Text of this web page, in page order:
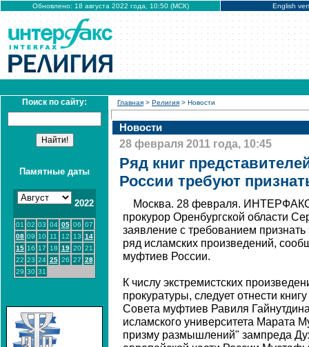
Обновлено: 18 августа 2022 года, 10:50 (МСК) English
Поиск по сайту:
Памятные даты
2022
01 02 03 04 05 06 07
08 09 10 11 12 13 14
15 16 17 18 19 20 21
22 23 24 25 26 27 28
29 30 31
Главная > Религия > Новости
Новости
28 февраля 2011 года, 10:45
Ряд книг
России требуют
Москва. 28 февраля.
прокурор Оренбургской области
заявление с требованием
ряд исламских произведений,
муфтиев России.
К числу экстремистских
прокуратуры, следует отнести
Совета муфтиев Равиля
исламского университета Марата
призму размышлений" зампреда